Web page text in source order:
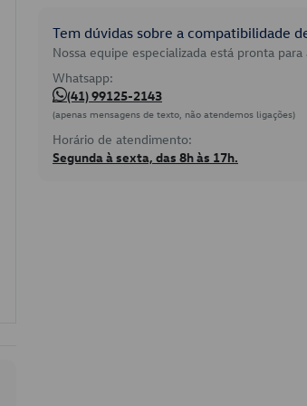
Tem dúvidas sobre a compatibilidade
Nossa equipe especializada está pronta para
Whatsapp:
(41) 99125-2143
(apenas mensagens de texto, não atendemos ligações)
Horário de atendimento:
Segunda à sexta, das 8h às 17h.